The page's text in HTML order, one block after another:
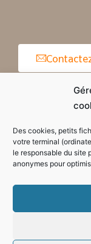
Des cookies, petits
votre terminal
le responsable du site
anonymes pour